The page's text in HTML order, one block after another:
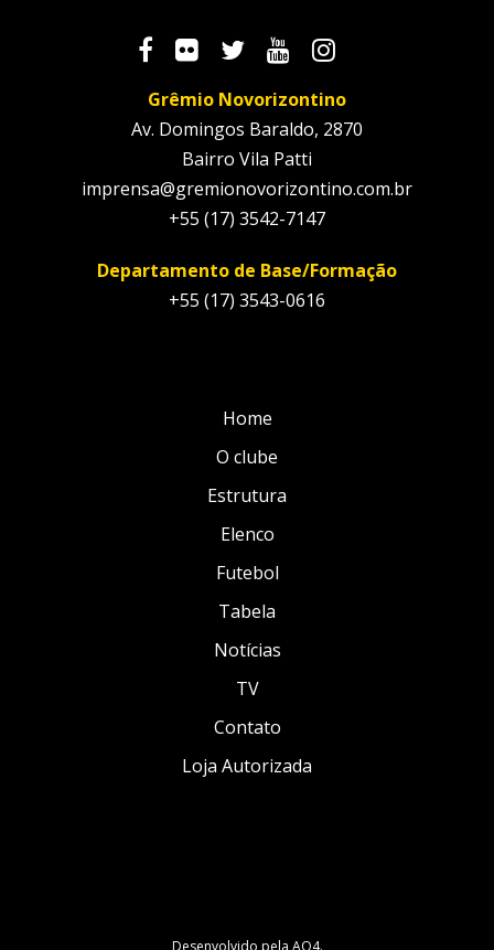
Grêmio Novorizontino
Av. Domingos Baraldo, 2870
Bairro Vila Patti
imprensa@gremionovorizontino.com.br
+55 (17) 3542-7147
Departamento de Base/Formação
+55 (17) 3543-0616
Home
O clube
Estrutura
Elenco
Futebol
Tabela
Notícias
TV
Contato
Loja Autorizada